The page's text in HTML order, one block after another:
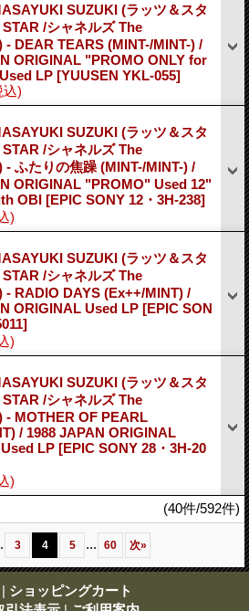
SUZUKI (ラッツ＆スタ
/シャネルズ The
- DEAR TEARS (MINT-/MINT-) /
ORIGINAL "PROMO ONLY for
LP [YUUSEN YKL-055]
込)
SUZUKI (ラッツ＆スタ
/シャネルズ The
- ふたりの焦躁 (MINT-/MINT-) /
ORIGINAL "PROMO" Used 12"
OBI [EPIC SONY 12・3H-238]
)
SUZUKI (ラッツ＆スタ
/シャネルズ The
- RADIO DAYS (Ex++/MINT) /
ORIGINAL Used LP [EPIC SON
)
SUZUKI (ラッツ＆スタ
/シャネルズ The
- MOTHER OF PEARL
/ 1988 JAPAN ORIGINAL
LP [EPIC SONY 28・3H-20
)
(40件/592件)
3 4 5 ... 60 次»
| ショッピングカート